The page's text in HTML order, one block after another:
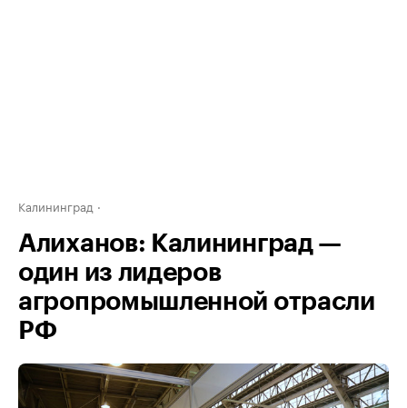
Калининград
Алиханов: Калининград —
один из лидеров
агропромышленной отрасли
РФ